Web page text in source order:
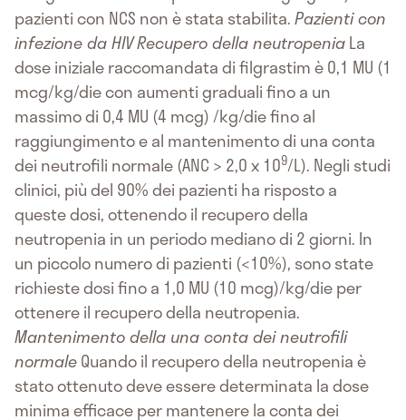
pazienti con NCS non è stata stabilita.Pazienti con
infezione da HIVRecupero della neutropeniaLa
dose iniziale raccomandata di filgrastim è 0,1 MU (1
mcg/kg/die con aumenti graduali fino a un
massimo di 0,4 MU (4 mcg) /kg/die fino al
raggiungimento e al mantenimento di una conta
dei neutrofili normale (ANC > 2,0 x 109/L). Negli studi
clinici, più del 90% dei pazienti ha risposto a
queste dosi, ottenendo il recupero della
neutropenia in un periodo mediano di 2 giorni. In
un piccolo numero di pazienti (<10%), sono state
richieste dosi fino a 1,0 MU (10 mcg)/kg/die per
ottenere il recupero della neutropenia.
Mantenimento della una conta dei neutrofili
normaleQuando il recupero della neutropenia è
stato ottenuto deve essere determinata la dose
minima efficace per mantenere la conta dei